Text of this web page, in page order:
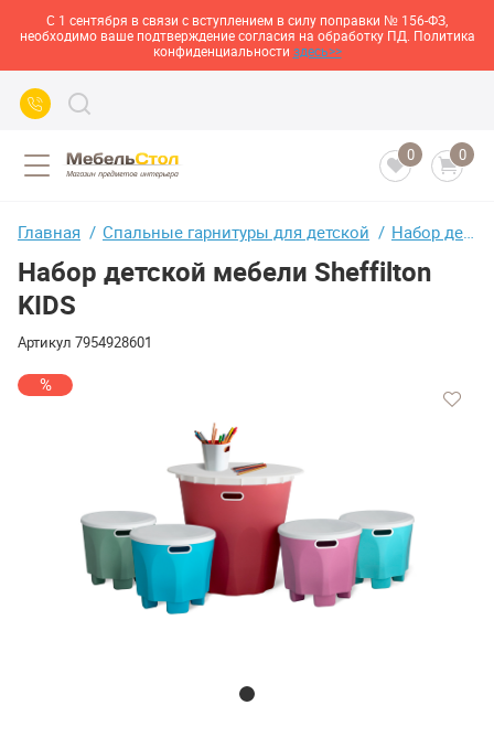
С 1 сентября в связи с вступлением в силу поправки № 156-ФЗ,
необходимо ваше подтверждение согласия на обработку ПД. Политика
конфиденциальности здесь>>
0 0
Главная Спальные гарнитуры для детской Набор детской мебели Sheffilton KIDS
Набор детской мебели Sheffilton
KIDS
Артикул 7954928601
%